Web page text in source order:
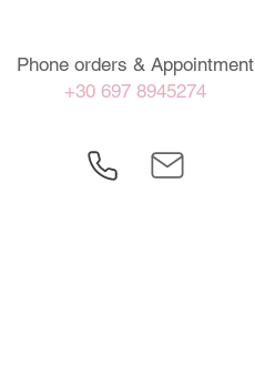
Phone orders & Appointment
+30 697 8945274